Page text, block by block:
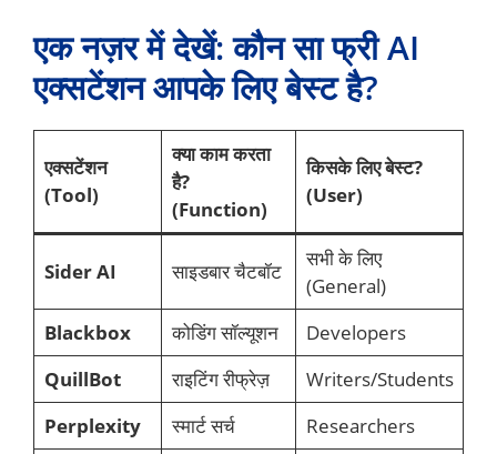
एक नज़र में देखें: कौन सा फ्री AI
एक्सटेंशन आपके लिए बेस्ट है?
एक्सटेंशन
(Tool)
क्या काम करता
है?
(Function)
किसके लिए बेस्ट?
(User)
Sider AI साइडबार चैटबॉट
सभी के लिए
(General)
Blackbox
कोडिंग सॉल्यूशन
Developers
QuillBot
राइटिंग रीफ्रेज़
Writers/Students
Perplexity
स्मार्ट सर्च Researchers